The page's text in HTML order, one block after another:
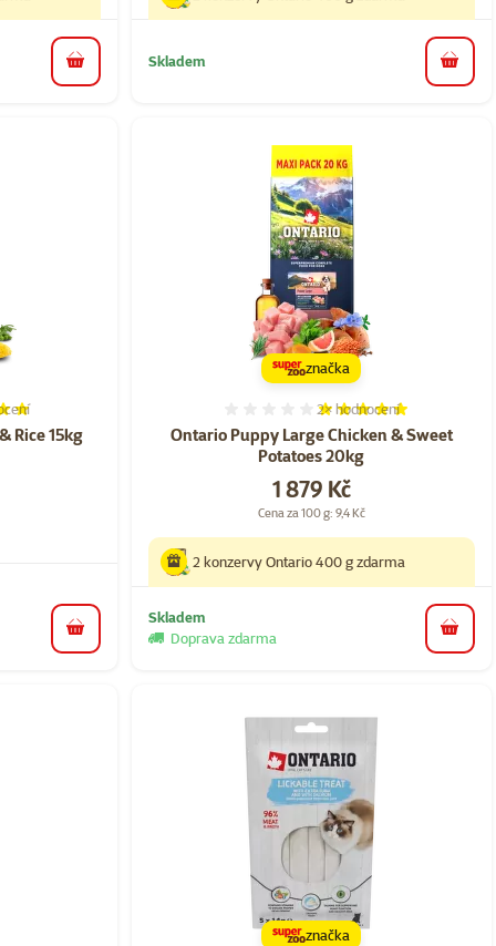
do košíku Skladem do
Rice 15kg
96%, počet hodnocení: 43
do košíku
Ontario Puppy Large Chicken & Sweet
Potatoes 20kg
Hodnocení 100%, počet
2× hodnocení
Cena
1 879 Kč
Cena za 100 g: 9,4 Kč
značka
2 konzervy Ontario 400 g zdarma
Skladem
Doprava zdarma
do
značka